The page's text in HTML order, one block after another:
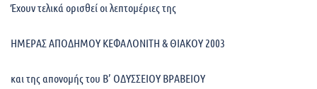
Έχουν τελικά ορισθεί οι λεπτομέριες της
ΗΜΕΡΑΣ ΑΠΟΔΗΜΟΥ ΚEΦΑΛΟΝΙΤΗ & ΘΙΑΚΟΥ 2003
και της απονομής του Β’ ΟΔΥΣΣΕΙΟΥ ΒΡΑΒΕΙΟΥ